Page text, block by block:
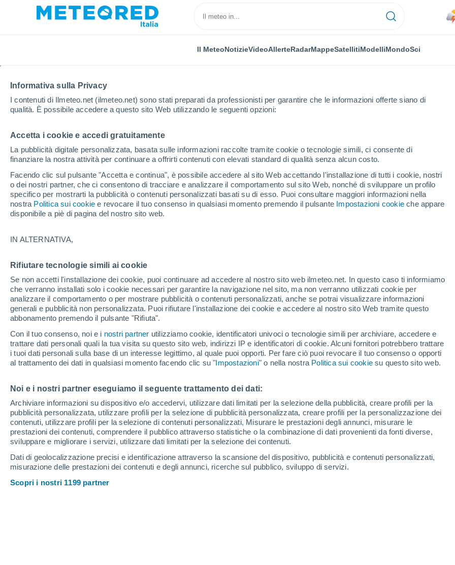
Informativa sulla Privacy
I contenuti di Ilmeteo.net (ilmeteo.net) sono stati preparati da professionisti per garantire che le informazioni offerte siano di
qualità. È possibile accedere a questo sito Web utilizzando le seguenti opzioni:
Accetta i cookie e accedi gratuitamente
La pubblicità digitale personalizzata, basata sulle informazioni raccolte tramite cookie o tecnologie simili, ci consente di
finanziare la nostra attività per continuare a offrirti contenuti con elevati standard di qualità senza alcun costo.
Facendo clic sul pulsante "Accetta e continua", è possibile accedere al sito Web accettando l'installazione di tutti i cookie, nostri
o dei nostri partner, che ci consentono di tracciare e analizzare il comportamento sul sito Web, nonché di sviluppare un profilo
specifico per mostrarti la pubblicità o contenuti personalizzati basati su di esso. Puoi consultare maggiori informazioni nella
nostra Politica sui cookie e revocare il tuo consenso in qualsiasi momento premendo il pulsante Impostazioni cookie che appare
disponibile a piè di pagina del nostro sito web.
IN ALTERNATIVA,
Rifiutare tecnologie simili ai cookie
Se non accetti l'installazione dei cookie, puoi continuare ad accedere al nostro sito web ilmeteo.net. In questo caso ti informiamo
che verranno installati solo i cookie necessari per garantire la navigazione nel sito, ma non verranno utilizzati cookie per
analizzare il comportamento o per mostrare pubblicità o contenuti personalizzati, anche se potrai visualizzare informazioni
generali e pubblicità non personalizzata. Puoi rifiutare l'installazione dei cookie e accedere al nostro sito Web tramite questo
abbonamento premendo il pulsante "Rifiuta".
Con il tuo consenso, noi e i nostri partner utilizziamo cookie, identificatori univoci o tecnologie simili per archiviare, accedere e
trattare dati personali quali la tua visita su questo sito web, indirizzi IP e identificatori di cookie. Alcuni fornitori potrebbero trattare
i tuoi dati personali sulla base di un interesse legittimo, al quale puoi opporti. Per fare ciò puoi revocare il tuo consenso o opporti
al trattamento dei dati in qualsiasi momento facendo clic su "Impostazioni" o nella nostra Politica sui cookie su questo sito web.
Noi e i nostri partner eseguiamo il seguente trattamento dei dati:
Archiviare informazioni su dispositivo e/o accedervi, utilizzare dati limitati per la selezione della pubblicità, creare profili per la
pubblicità personalizzata, utilizzare profili per la selezione di pubblicità personalizzata, creare profili per la personalizzazione dei
contenuti, utilizzare profili per la selezione di contenuti personalizzati, Misurare le prestazioni degli annunci, misurare le
prestazioni dei contenuti, comprendere il pubblico attraverso statistiche o la combinazione di dati provenienti da fonti diverse,
sviluppare e migliorare i servizi, utilizzare dati limitati per la selezione dei contenuti.
Dati di geolocalizzazione precisi e identificazione attraverso la scansione del dispositivo, pubblicità e contenuti personalizzati,
misurazione delle prestazioni dei contenuti e degli annunci, ricerche sul pubblico, sviluppo di servizi.
Scopri i nostri 1199 partner
Il MeteoNotizieVideoAllerteRadarMappeSatellitiModelliMondoSci
Home Venezuela Lara Località
Il tempo in tutte le località di Lara
Tutte le località di Lara
A - V
A
B
Barquisimeto Bocare
C
Cabudare
Carora
Cubiro
Curarigua
Duaca
E
El Tocuyo
G
Guadalupe